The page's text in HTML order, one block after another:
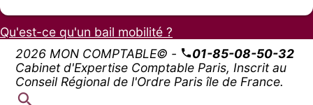
Qu'est-ce qu'un bail mobilité ?
2026 MON COMPTABLE© -
01-85-08-50-32
Cabinet d'Expertise Comptable Paris, Inscrit au
Conseil Régional de l'Ordre Paris île de France.